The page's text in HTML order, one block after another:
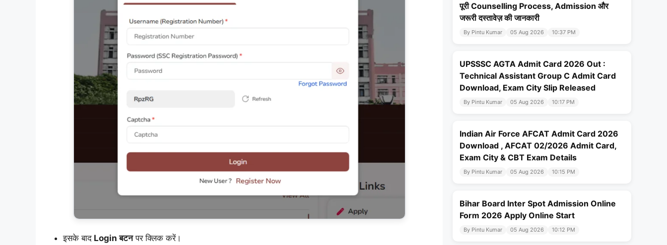
इसके बाद Login बटनपर क्लिक करें।
पूरी Counselling Process, Admission और
जरूरी दस्तावेज़ की जानकारी
By Pintu Kumar 05 Aug 2026 10:37 PM
UPSSSC AGTA Admit Card 2026 Out :
Technical Assistant Group C Admit Card
Download, Exam City Slip Released
By Pintu Kumar 05 Aug 2026 10:17 PM
Indian Air Force AFCAT Admit Card 2026
Download , AFCAT 02/2026 Admit Card,
Exam City & CBT Exam Details
By Pintu Kumar 05 Aug 2026 10:15 PM
Bihar Board Inter Spot Admission Online
Form 2026 Apply Online Start
By Pintu Kumar 05 Aug 2026 10:12 PM